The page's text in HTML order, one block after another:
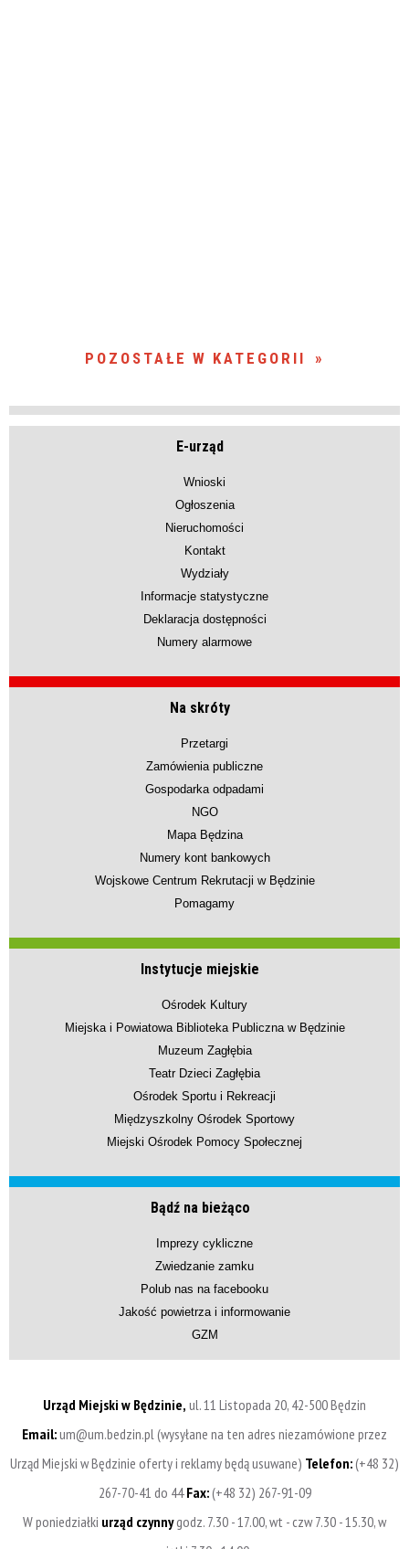
POZOSTAŁE W KATEGORII
E-urząd
Wnioski
Ogłoszenia
Nieruchomości
Kontakt
Wydziały
Informacje statystyczne
Deklaracja dostępności
Numery alarmowe
Na skróty
Przetargi
Zamówienia publiczne
Gospodarka odpadami
NGO
Mapa Będzina
Numery kont bankowych
Wojskowe Centrum Rekrutacji w Będzinie
Pomagamy
Instytucje miejskie
Ośrodek Kultury
Miejska i Powiatowa Biblioteka Publiczna w Będzinie
Muzeum Zagłębia
Teatr Dzieci Zagłębia
Ośrodek Sportu i Rekreacji
Międzyszkolny Ośrodek Sportowy
Miejski Ośrodek Pomocy Społecznej
Bądź na bieżąco
Imprezy cykliczne
Zwiedzanie zamku
Polub nas na facebooku
Jakość powietrza i informowanie
GZM
Urząd Miejski w Będzinie, ul. 11 Listopada 20, 42-500 Będzin
Email:um@um.bedzin.pl (wysyłane na ten adres niezamówione przez
Urząd Miejski w Będzinie oferty i reklamy będą usuwane) Telefon:(+48 32)
267-70-41 do 44Fax:(+48 32) 267-91-09
W poniedziałki urząd czynnygodz. 7.30 - 17.00, wt - czw 7.30 - 15.30, w